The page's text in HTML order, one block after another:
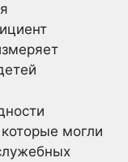
могли